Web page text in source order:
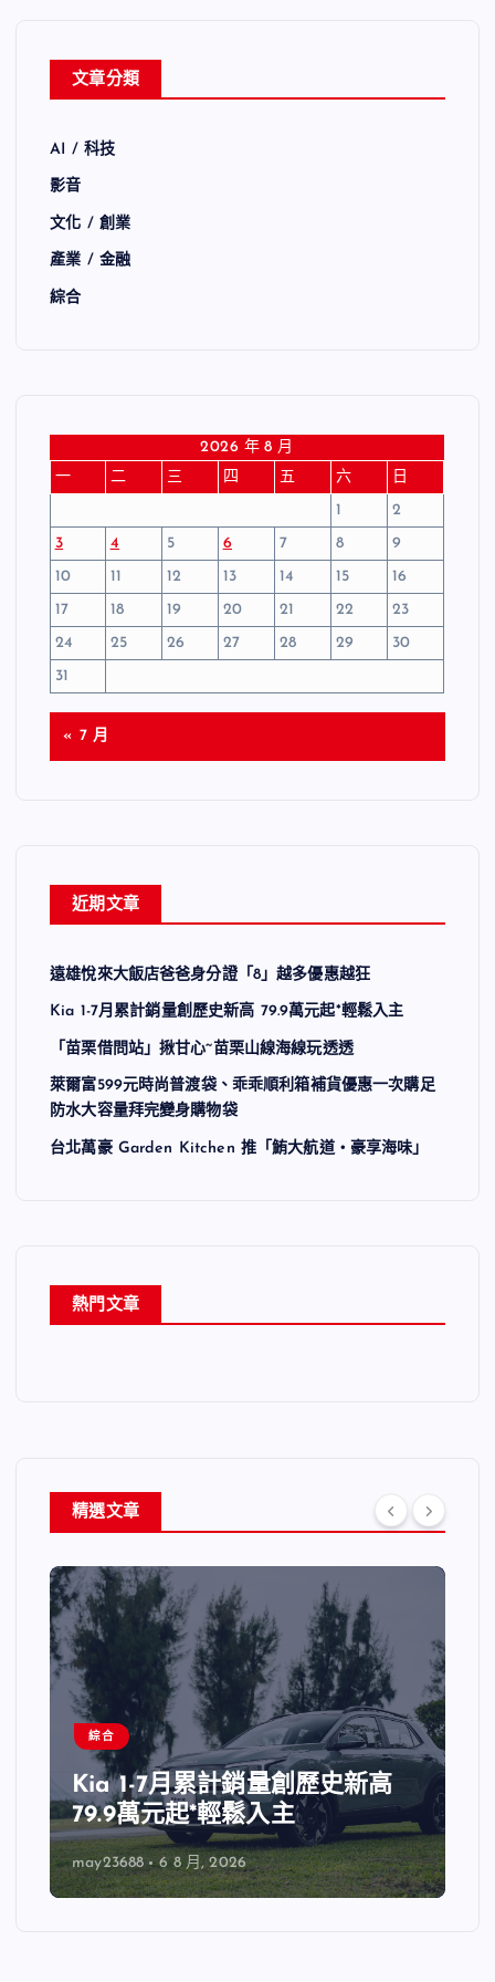
文章分類
AI / 科技
影音
文化 / 創業
產業 / 金融
綜合
2026 年 8 月
一
二 三 四 五 六
日
1
2
3
4 5 6 7 8
9
10
11 12 13 14 15
16
17
18 19 20 21 22
23
24
25 26 27 28 29
30
31
« 7 月
近期文章
遠雄悅來大飯店爸爸身分證「8」越多優惠越狂
Kia 1-7月累計銷量創歷史新高 79.9萬元起*輕鬆入主
「苗栗借問站」揪甘心~苗栗山線海線玩透透
萊爾富599元時尚普渡袋、乖乖順利箱補貨優惠一次購足
防水大容量拜完變身購物袋
台北萬豪 Garden Kitchen 推「鮪大航道・豪享海味」
熱門文章
精選文章
綜合
Kia 1-7月累計銷量創歷史新高
79.9萬元起*輕鬆入主
may23688 6 8 月, 2026